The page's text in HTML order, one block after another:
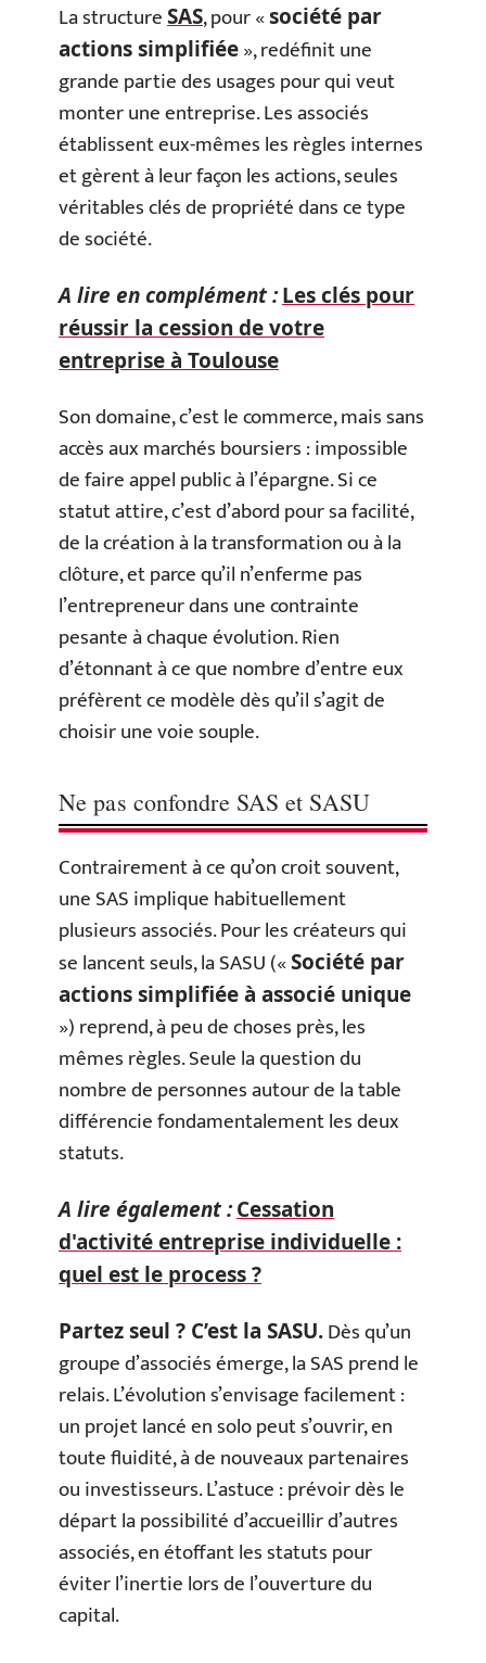
La structureSAS, pour «société par
actions simplifiée», redéfinit une
grande partie des usages pour qui veut
monter une entreprise. Les associés
établissent eux-mêmes les règles internes
et gèrent à leur façon les actions, seules
véritables clés de propriété dans ce type
de société.
A lire en complément :Les clés pour
réussir la cession de votre
entreprise à Toulouse
Son domaine, c’est le commerce, mais sans
accès aux marchés boursiers : impossible
de faire appel public à l’épargne. Si ce
statut attire, c’est d’abord pour sa facilité,
de la création à la transformation ou à la
clôture, et parce qu’il n’enferme pas
l’entrepreneur dans une contrainte
pesante à chaque évolution. Rien
d’étonnant à ce que nombre d’entre eux
préfèrent ce modèle dès qu’il s’agit de
choisir une voie souple.
Ne pas confondre SAS et SASU
Contrairement à ce qu’on croit souvent,
une SAS implique habituellement
plusieurs associés. Pour les créateurs qui
se lancent seuls, la SASU («Société par
actions simplifiée à associé unique
») reprend, à peu de choses près, les
mêmes règles. Seule la question du
nombre de personnes autour de la table
différencie fondamentalement les deux
statuts.
A lire également :Cessation
d'activité entreprise individuelle :
quel est le process ?
Partez seul ? C’est la SASU.Dès qu’un
groupe d’associés émerge, la SAS prend le
relais. L’évolution s’envisage facilement :
un projet lancé en solo peut s’ouvrir, en
toute fluidité, à de nouveaux partenaires
ou investisseurs. L’astuce : prévoir dès le
départ la possibilité d’accueillir d’autres
associés, en étoffant les statuts pour
éviter l’inertie lors de l’ouverture du
capital.